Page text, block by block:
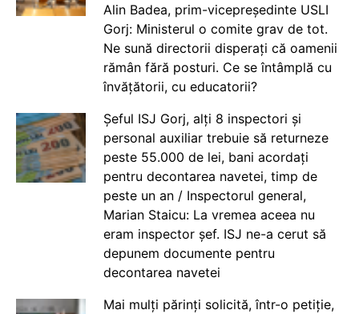
Alin Badea, prim-vicepreședinte USLI
Gorj: Ministerul o comite grav de tot.
Ne sună directorii disperați că oamenii
rămân fără posturi. Ce se întâmplă cu
învățătorii, cu educatorii?
Șeful ISJ Gorj, alți 8 inspectori și
personal auxiliar trebuie să returneze
peste 55.000 de lei, bani acordați
pentru decontarea navetei, timp de
peste un an / Inspectorul general,
Marian Staicu: La vremea aceea nu
eram inspector șef. ISJ ne-a cerut să
depunem documente pentru
decontarea navetei
Mai mulți părinți solicită, într-o petiție,